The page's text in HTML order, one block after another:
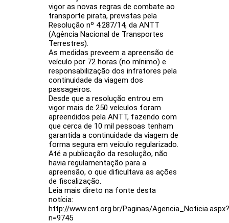
vigor as novas regras de combate ao
transporte pirata, previstas pela
Resolução nº 4.287/14, da ANTT
(Agência Nacional de Transportes
Terrestres).
As medidas preveem a apreensão de
veículo por 72 horas (no mínimo) e
responsabilização dos infratores pela
continuidade da viagem dos
passageiros.
Desde que a resolução entrou em
vigor mais de 250 veículos foram
apreendidos pela ANTT, fazendo com
que cerca de 10 mil pessoas tenham
garantida a continuidade da viagem de
forma segura em veículo regularizado.
Até a publicação da resolução, não
havia regulamentação para a
apreensão, o que dificultava as ações
de fiscalização.
Leia mais direto na fonte desta
notícia:
http://www.cnt.org.br/Paginas/Agencia_Noticia.aspx?
n=9745